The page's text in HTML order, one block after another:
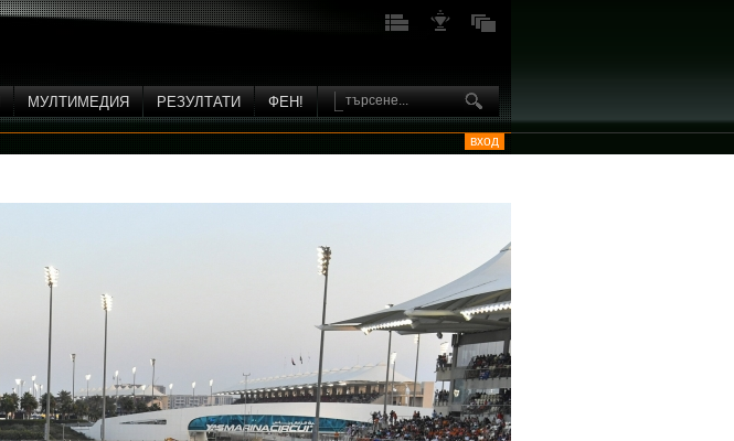
МУЛТИМЕДИЯ РЕЗУЛТАТИ ФЕН!
вход